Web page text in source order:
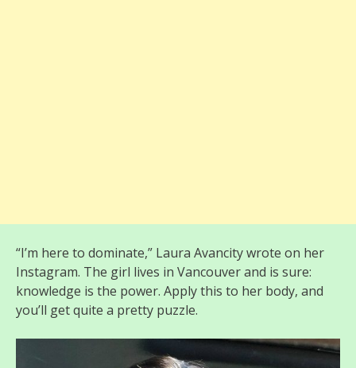
“I’m here to dominate,” Laura Avancity wrote on her
Instagram. The girl lives in Vancouver and is sure:
knowledge is the power. Apply this to her body, and
you’ll get quite a pretty puzzle.